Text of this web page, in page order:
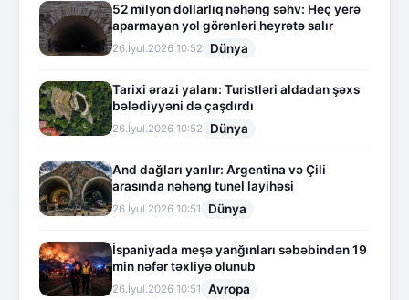
52 milyon dollarlıq nəhəng səhv: Heç yerə
aparmayan yol görənləri heyrətə salır
26.İyul.2026 10:52 Dünya
Tarixi ərazi yalanı: Turistləri aldadan şəxs
bələdiyyəni də çaşdırdı
26.İyul.2026 10:52 Dünya
And dağları yarılır: Argentina və Çili
arasında nəhəng tunel layihəsi
26.İyul.2026 10:51 Dünya
İspaniyada meşə yanğınları səbəbindən 19
min nəfər təxliyə olunub
26.İyul.2026 10:51 Avropa